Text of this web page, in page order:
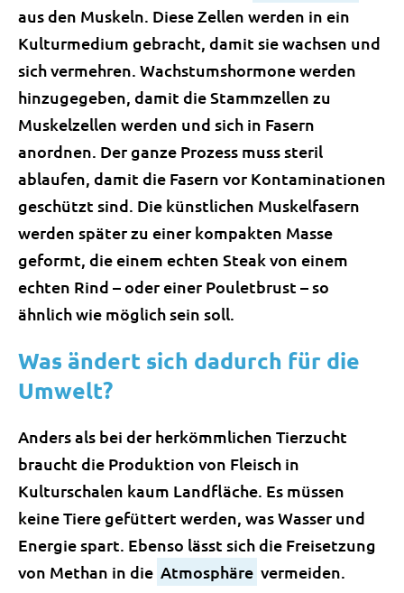
aus den Muskeln. Diese Zellen werden in ein
Kulturmedium gebracht, damit sie wachsen und
sich vermehren. Wachstumshormone werden
hinzugegeben, damit die Stammzellen zu
Muskelzellen werden und sich in Fasern
anordnen. Der ganze Prozess muss steril
ablaufen, damit die Fasern vor Kontaminationen
geschützt sind. Die künstlichen Muskelfasern
werden später zu einer kompakten Masse
geformt, die einem echten Steak von einem
echten Rind – oder einer Pouletbrust – so
ähnlich wie möglich sein soll.
Was ändert sich dadurch für die
Umwelt?
Anders als bei der herkömmlichen Tierzucht
braucht die Produktion von Fleisch in
Kulturschalen kaum Landfläche. Es müssen
keine Tiere gefüttert werden, was Wasser und
Energie spart. Ebenso lässt sich die Freisetzung
von Methan in die Atmosphäre vermeiden.